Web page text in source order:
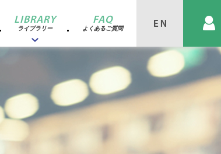
LIBRARY
ライブラリー
FAQ
よくあるご質問